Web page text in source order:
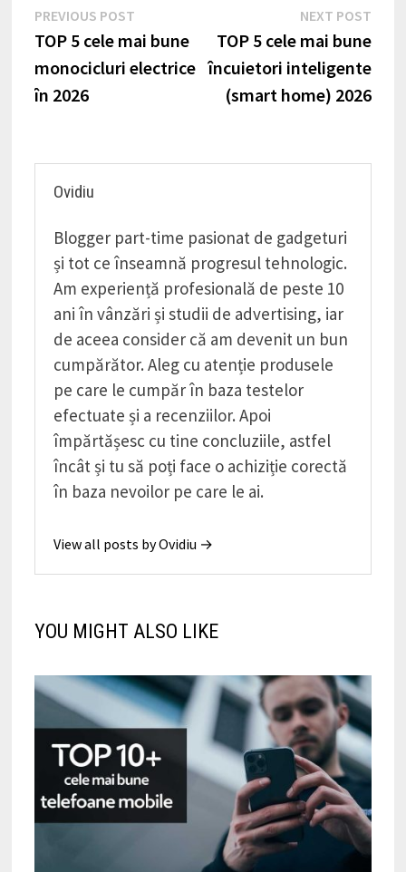
Navigare
în
articole
PREVIOUS POST
post:
TOP 5 cele mai bune
monocicluri electrice
în 2026
NEXT POSTNext
post:
TOP 5 cele mai bune
încuietori inteligente
(smart home) 2026
Ovidiu
Blogger part-time pasionat de gadgeturi
și tot ce înseamnă progresul tehnologic.
Am experiență profesională de peste 10
ani în vânzări și studii de advertising, iar
de aceea consider că am devenit un bun
cumpărător. Aleg cu atenție produsele
pe care le cumpăr în baza testelor
efectuate și a recenziilor. Apoi
împărtășesc cu tine concluziile, astfel
încât și tu să poți face o achiziție corectă
în baza nevoilor pe care le ai.
View all posts by Ovidiu →
YOU MIGHT ALSO LIKE